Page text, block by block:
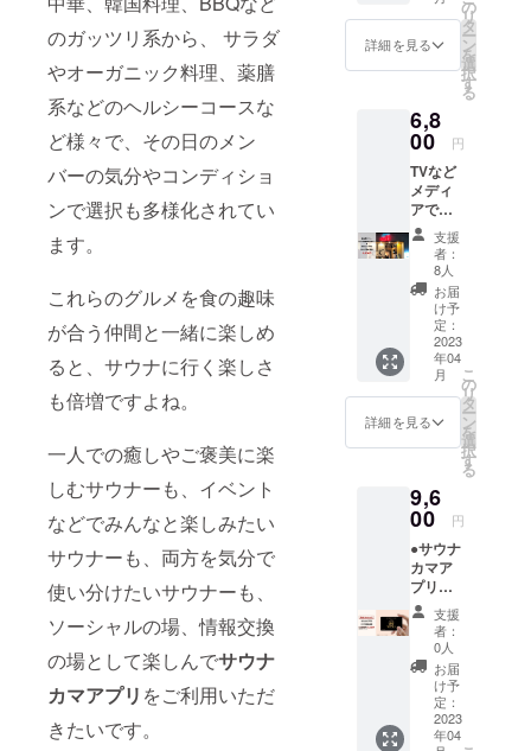
のガッツリ系から、 サラダ
やオーガニック料理、薬膳
系などのヘルシーコースな
ど様々で、その日のメン
バーの気分やコンディショ
ンで選択も多様化されてい
ます。
これらのグルメを食の趣味
が合う仲間と一緒に楽しめ
ると、サウナに行く楽しさ
も倍増ですよね。
一人での癒しやご褒美に楽
しむサウナーも、イベント
などでみんなと楽しみたい
サウナーも、両方を気分で
使い分けたいサウナーも、
ソーシャルの場、情報交換
の場として楽しんでサウナ
カマアプリ をご利用いただ
きたいです。
サウナ
広告表
示：バ
員カー
ドはイ
メージ
であ
り、マ
イペー
ジにて
デジタ
ル会員
カード
として
表記す
る予定
です。
素材を
使用し
ている
してご
使用い
ます。
熱がこ
もりに
くく、
耐熱性
に優れ
ていま
す。
【サイ
ズ】
FREE（
男女兼
囲
72cm、
【洗濯
時のご
注意】
※乾燥機
不可 ※
洗濯機
使用時
は洗濯
ネット
をご使
用下さ
い ※手
洗いさ
という
刺繍技
術によ
刺繍
ワッペ
ンが左
胸に施
されて
いま
す。
（画像
は刺繍
前の下
地イラ
ストに
なりま
す。）
袖口は
人気の
リブ有
枚。 襟
はひと
えた二
本針縫
製で、
着用を
重ねて
も伸び
にくい
仕様に
なって
いま
す。 素
新で
す）
12,000
円
割
50％OF
F】
6,000円
サウナ
カマア
プリの
VIP会員
様には
以下の
サービ
スを提
供致し
ます。
（２枚
目の比
較表も
ロ
フィー
ル：◎
マッチ
ング：
◎ サウ
ナカ
マ：◎
（フォ
ロー、
フォロ
ワー）
メッ
セー
詳細を見る
の
リ
タ
ー
ン
を
選
択
す
る
6,8
00 円
TVなど
メディ
アでも
取り上
げられ
ている
今話題
の蕎麦
酒場
「恵比
寿サウ
ナー」
のサウ
ナ利用
権＋鴨
蕎麦
＋サウ
ナカマ
アプリ
BSC年
間会員
権をご
提供し
ます。
※恵比寿
サウ
ナーの
ご利用
有効期
限は
支援
者：
8人
お届
け予
定：
2023
年04
月
詳細を見る
こ
の
リ
タ
ー
ン
を
選
択
す
る
9,6
00 円
●サウナ
カマア
プリ
ビップ
(VIP)年
間会員
権 通常
価格
1,000円
×12ヶ月
（年単
支援
者：
0人
お届
け予
定：
2023
年04